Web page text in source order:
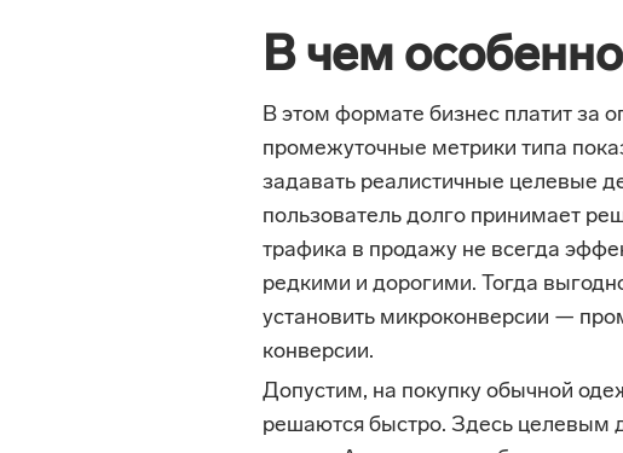
В чем
В этом формате бизнес платит за
промежуточные метрики типа
задавать реалистичные целевые
пользователь долго принимает
трафика в продажу не всегда
редкими и дорогими. Тогда
установить микроконверсии —
конверсии.
Допустим, на покупку обычной
решаются быстро. Здесь целевым